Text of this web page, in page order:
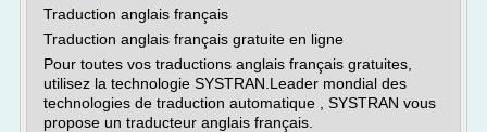
Traduction anglais français
Traduction anglais français gratuite en ligne
Pour toutes vos traductions anglais français gratuites,
utilisez la technologie SYSTRAN.Leader mondial des
technologies de traduction automatique , SYSTRAN vous
propose un traducteur anglais français.